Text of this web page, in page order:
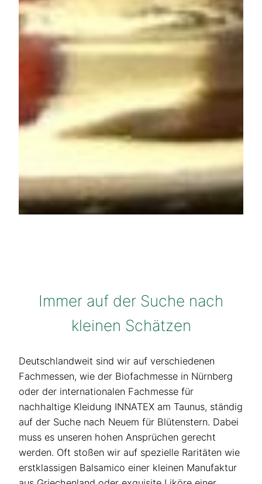
Immer auf der Suche nach
kleinen Schätzen
Deutschlandweit sind wir auf verschiedenen
Fachmessen, wie der Biofachmesse in Nürnberg
oder der internationalen Fachmesse für
nachhaltige Kleidung INNATEX am Taunus, ständig
auf der Suche nach Neuem für Blütenstern. Dabei
muss es unseren hohen Ansprüchen gerecht
werden. Oft stoßen wir auf spezielle Raritäten wie
erstklassigen Balsamico einer kleinen Manufaktur